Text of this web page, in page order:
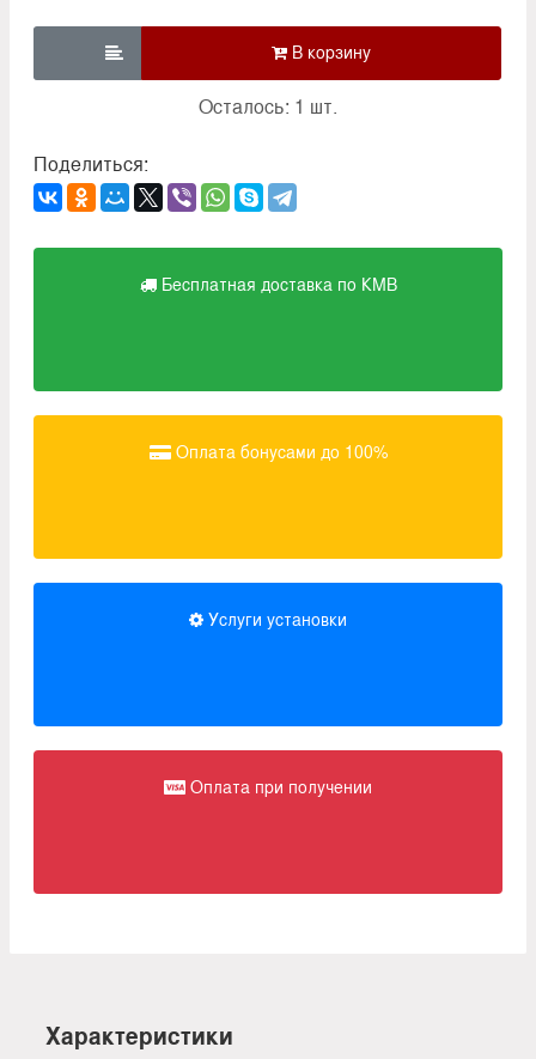

Осталось: 1 шт.
Поделиться:
Бесплатная доставка по КМВ
Оплата бонусами до 100%
Услуги установки
Оплата при получении
Характеристики